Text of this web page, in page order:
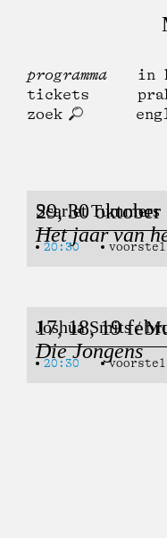
programma in
tickets
zoek
29, 30 oktober
Het jaar van
Scarlet Tummers
20:30
17, 18, 19
Die Jongens
Joshua Smits /
20:30